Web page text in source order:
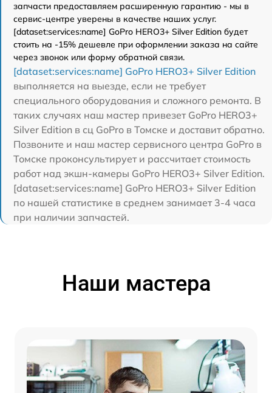
запчасти предоставляем расширенную гарантию - мы в
сервис-центре уверены в качестве наших услуг.
[dataset:services:name] GoPro HERO3+ Silver Edition будет
стоить на -15% дешевле при оформлении заказа на сайте
через звонок или форму обратной связи.
[dataset:services:name] GoPro HERO3+ Silver Edition
выполняется на выезде, если не требует
специального оборудования и сложного ремонта. В
таких случаях наш мастер привезет GoPro HERO3+
Silver Edition в сц GoPro в Томске и доставит обратно.
Позвоните и наш мастер сервисного центра GoPro в
Томске проконсультирует и рассчитает стоимость
работ над экшн-камеры GoPro HERO3+ Silver Edition.
[dataset:services:name] GoPro HERO3+ Silver Edition
по нашей статистике в среднем занимает 3-4 часа
при наличии запчастей.
Наши мастера